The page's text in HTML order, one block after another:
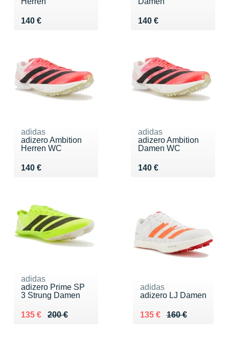
140 €
Vendu 140 € 140 €
Vendu 140 €
adidas
adizero Ambition
Herren WC
140 €
Vendu 140 €
adidas
adizero Ambition
Damen WC
140 €
Vendu 140 €
adidas
adizero Prime SP
3 Strung Damen
200 €
Au lieu de 200 €
135 €
Vendu 135 €
adidas
adizero LJ Damen
160 €
Au lieu de 160 €
135 €
Vendu 135 €